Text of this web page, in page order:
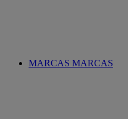
MARCAS MARCAS